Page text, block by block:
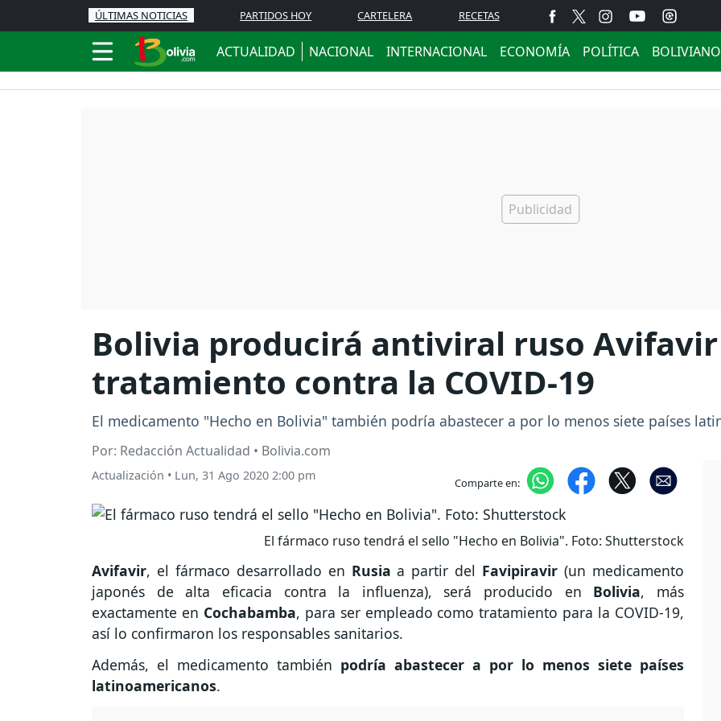
ÚLTIMAS NOTICIAS PARTIDOS HOY CARTELERA RECETAS
ACTUALIDAD NACIONAL INTERNACIONAL ECONOMÍA POLÍTICA
Bolivia producirá antiviral ruso
tratamiento contra la COVID-19
El medicamento "Hecho en Bolivia" también podría abastecer a por lo menos siete países
Por: Redacción Actualidad • Bolivia.com
Actualización • Lun, 31 Ago 2020 2:00 pm Comparte en:
El fármaco ruso tendrá el sello "Hecho en Bolivia". Foto: Shutterstock
Avifavir, el fármaco desarrollado en Rusiaa partir del Favipiravir(un medicamento
japonés de alta eficacia contra la influenza), será producido en Bolivia, más
exactamente en Cochabamba, para ser empleado como tratamiento para la COVID-19,
así lo confirmaron los responsables sanitarios.
Además, el medicamento también podría abastecer a por lo menos siete países
latinoamericanos.